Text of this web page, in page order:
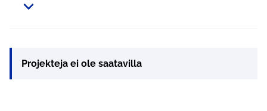
Projekteja ei ole saatavilla